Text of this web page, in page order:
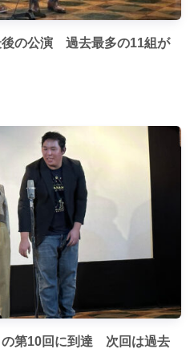
後の公演 過去最多の11組が
の第10回に到達 次回は過去